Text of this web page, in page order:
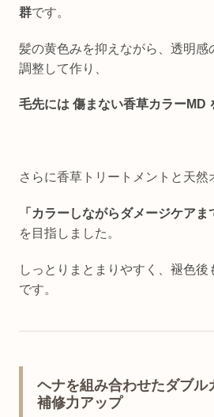
群です。
髪の黄色みを抑えながら、透明感
調整して作り、
毛先には 傷まない香草カラーMD
さらに香草トリートメントと天然
「カラーしながらダメージケアま
を目指しました。
しっとりまとまりやすく、褪色後
です。
ヘナを組み合わせたダブル
補修力アップ